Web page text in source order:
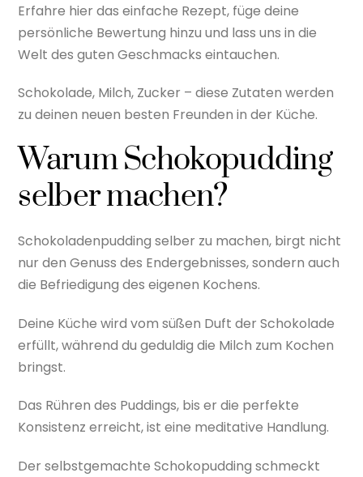
Erfahre hier das einfache Rezept, füge deine
persönliche Bewertung hinzu und lass uns in die
Welt des guten Geschmacks eintauchen.
Schokolade, Milch, Zucker – diese Zutaten werden
zu deinen neuen besten Freunden in der Küche.
Warum Schokopudding
selber machen?
Schokoladenpudding selber zu machen, birgt nicht
nur den Genuss des Endergebnisses, sondern auch
die Befriedigung des eigenen Kochens.
Deine Küche wird vom süßen Duft der Schokolade
erfüllt, während du geduldig die Milch zum Kochen
bringst.
Das Rühren des Puddings, bis er die perfekte
Konsistenz erreicht, ist eine meditative Handlung.
Der selbstgemachte Schokopudding schmeckt